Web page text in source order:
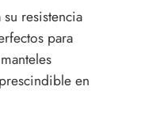
resistencia
para
en